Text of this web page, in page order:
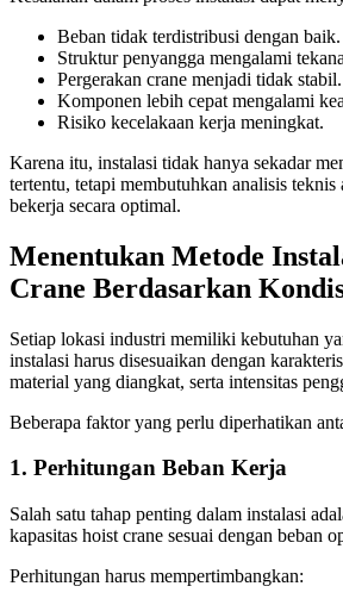
Beban tidak terdistribusi dengan baik.
Struktur penyangga mengalami
Pergerakan crane menjadi tidak stabil.
Komponen lebih cepat mengalami
Risiko kecelakaan kerja meningkat.
Karena itu, instalasi tidak hanya sekadar
tertentu, tetapi membutuhkan analisis teknis
bekerja secara optimal.
Menentukan Metode
Crane Berdasarkan
Setiap lokasi industri memiliki kebutuhan
instalasi harus disesuaikan dengan
material yang diangkat, serta intensitas
Beberapa faktor yang perlu diperhatikan
1. Perhitungan Beban Kerja
Salah satu tahap penting dalam instalasi
kapasitas hoist crane sesuai dengan beban
Perhitungan harus mempertimbangkan: